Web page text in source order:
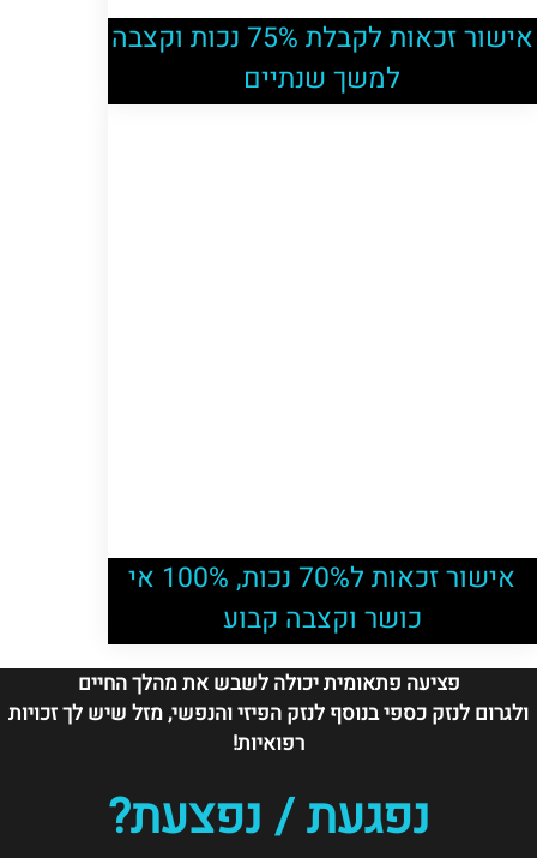
אישור זכאות לקבלת 75% נכות וקצבה
למשך שנתיים
אישור זכאות ל70% נכות, 100% אי
כושר וקצבה קבוע
פציעה פתאומית יכולה לשבש את מהלך החיים
ולגרום לנזק כספי בנוסף לנזק הפיזי והנפשי, מזל שיש לך זכויות
רפואיות!
נפגעת / נפצעת?